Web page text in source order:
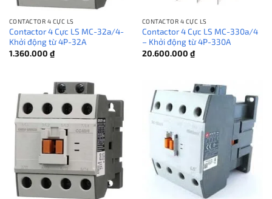
CONTACTOR 4 CỰC LS
Contactor 4 Cực LS MC-32a/4-
Khởi động từ 4P-32A
1.360.000 ₫
CONTACTOR 4 CỰC LS
Contactor 4 Cực LS MC-330a/4
– Khởi động từ 4P-330A
20.600.000 ₫